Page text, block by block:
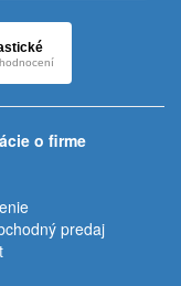
o firme
predaj